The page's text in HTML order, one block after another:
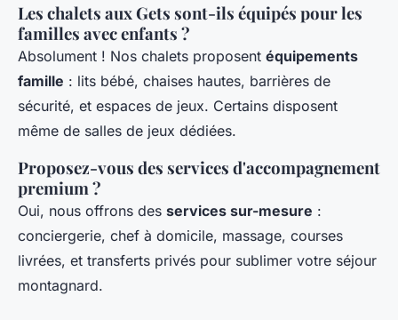
Les chalets aux Gets sont-ils équipés pour les
familles avec enfants ?
Absolument ! Nos chalets proposent équipements
famille : lits bébé, chaises hautes, barrières de
sécurité, et espaces de jeux. Certains disposent
même de salles de jeux dédiées.
Proposez-vous des services d'accompagnement
premium ?
Oui, nous offrons des services sur-mesure :
conciergerie, chef à domicile, massage, courses
livrées, et transferts privés pour sublimer votre séjour
montagnard.